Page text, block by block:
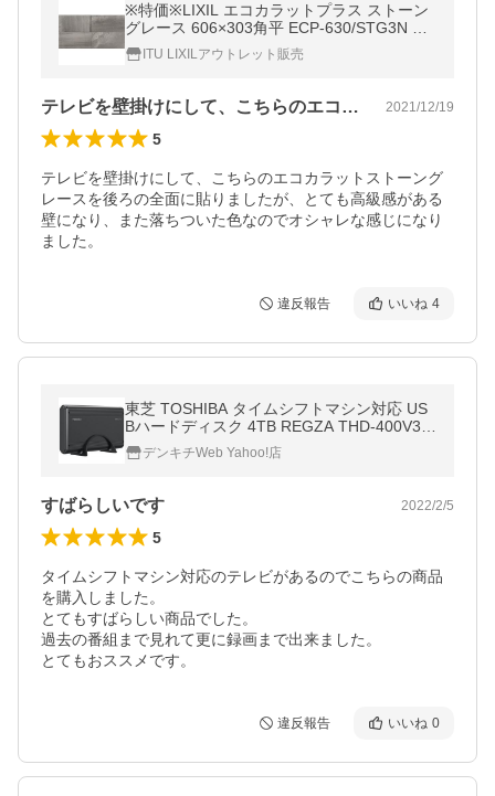
※特価※LIXIL エコカラットプラス ストーン
グレース 606×303角平 ECP-630/STG3N ダ
ークグレー
ITU LIXILアウトレット販売
テレビを壁掛けにして、こちらのエコカラ… 2021/12/19
5
テレビを壁掛けにして、こちらのエコカラットストーング
レースを後ろの全面に貼りましたが、とても高級感がある
壁になり、また落ちついた色なのでオシャレな感じになり
ました。
違反報告 いいね 4
東芝 TOSHIBA タイムシフトマシン対応 US
Bハードディスク 4TB REGZA THD-400V3
〈THD400V3〉
デンキチWeb Yahoo!店
すばらしいです 2022/2/5
5
タイムシフトマシン対応のテレビがあるのでこちらの商品
を購入しました。
とてもすばらしい商品でした。
過去の番組まで見れて更に録画まで出来ました。
とてもおススメです。
違反報告 いいね 0